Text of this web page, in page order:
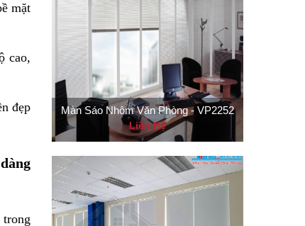
mặt
cao,
đẹp
Màn Sáo Nhôm Văn Phòng - VP2252
Liên Hệ